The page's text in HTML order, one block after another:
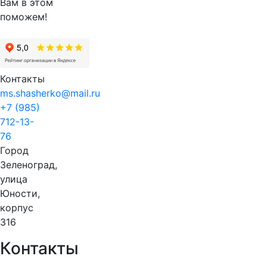
поможем!
Контакты
ms.shasherko@mail.ru
+7 (985)
712-13-
76
Город
Зеленоград,
улица
Юности,
корпус
316
Контакты